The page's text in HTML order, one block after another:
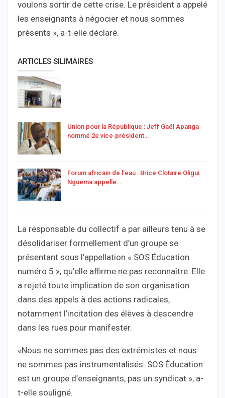
voulons sortir de cette crise. Le président a appelé
les enseignants à négocier et nous sommes
présents », a-t-elle déclaré.
ARTICLES SILIMAIRES
Union pour la République : Jeff Gaël Apanga
nommé 2e vice‑président…
Forum africain de l’eau : Brice Clotaire Oligui
Nguema appelle…
La responsable du collectif a par ailleurs tenu à se
désolidariser formellement d’un groupe se
présentant sous l’appellation « SOS Éducation
numéro 5 », qu’elle affirme ne pas reconnaître. Elle
a rejeté toute implication de son organisation
dans des appels à des actions radicales,
notamment l’incitation des élèves à descendre
dans les rues pour manifester.
«Nous ne sommes pas des extrémistes et nous
ne sommes pas instrumentalisés. SOS Éducation
est un groupe d’enseignants, pas un syndicat », a-
t-elle souligné.